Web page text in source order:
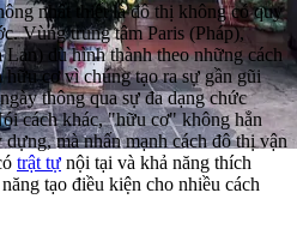
nhất thiết là đô thị không có quy
Vùng trung tâm Paris (Pháp),
dù hình thành theo những cách
hữu cơ vì chúng tạo ra sự gần gũi
thông qua sự đa dạng chức
cách khác, "hữu cơ" không hẳn
mà nhấn mạnh cách đô thị vận
trật tự nội tại và khả năng thích
tạo điều kiện cho nhiều cách